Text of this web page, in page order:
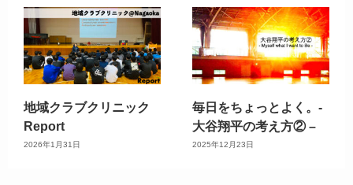
地域クラブクリニック
Report
2026年1月31日
毎日をちょっとよく。-
大谷翔平の考え方② –
2025年12月23日